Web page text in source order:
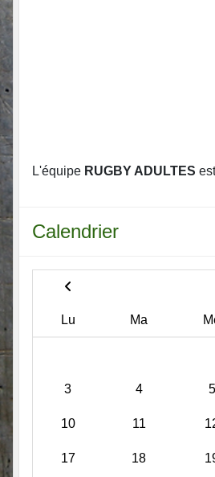
L'équipe RUGBY ADULTES
Calendrier
Lu Ma
3 4 5
10 11
17 18